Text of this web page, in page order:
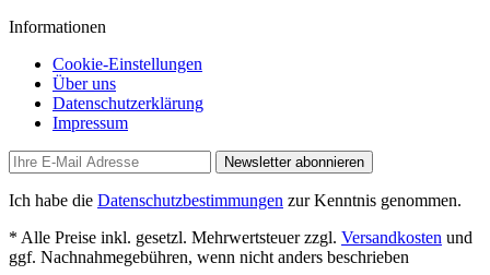
Informationen
Cookie-Einstellungen
Über uns
Datenschutzerklärung
Impressum
Newsletter abonnieren
Ich habe die Datenschutzbestimmungen zur Kenntnis genommen.
* Alle Preise inkl. gesetzl. Mehrwertsteuer zzgl. Versandkosten und
ggf. Nachnahmegebühren, wenn nicht anders beschrieben